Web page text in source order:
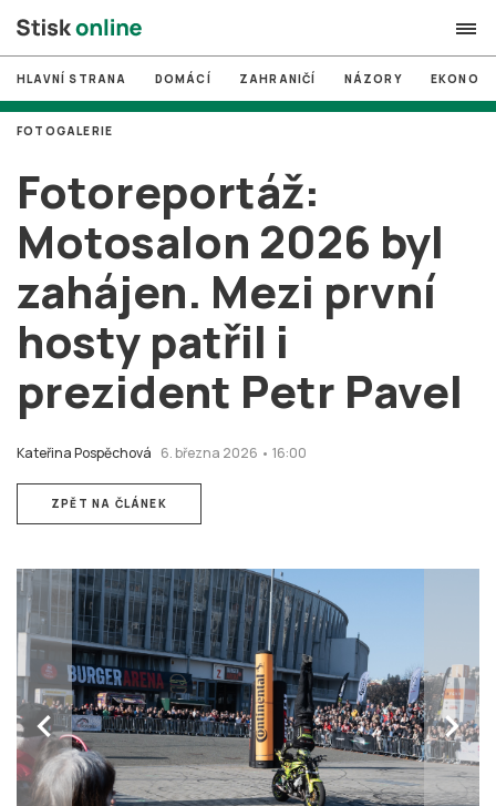
search
# MUNI
# Brno
# volby
login PŘIHLÁSIT SE
Zapomněli jste heslo?
HLAVNÍ STRANA DOMÁCÍ ZAHRANIČÍ NÁZORY
Fotoreportáž:
Motosalon 2026 byl
zahájen. Mezi první
hosty patřil i
prezident Petr Pavel
Kateřina Pospěchová 6. března 2026 • 16:00
FOTOGALERIE
ZPĚT NA ČLÁNEK
chevron_left chevron_right